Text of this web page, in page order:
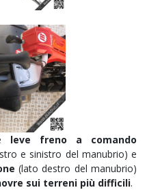
leve freno a comando
e sinistro del manubrio) e
(lato destro del manubrio)
sui terreni più difficili.